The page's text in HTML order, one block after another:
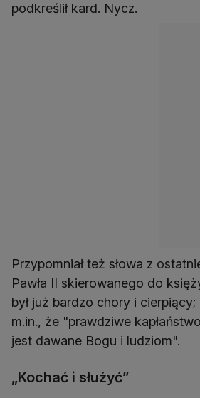
podkreślił kard. Nycz.
Przypomniał też słowa z
Pawła II skierowanego do
był już bardzo chory i cierpiący;
m.in., że "prawdziwe
jest dawane Bogu i ludziom".
„Kochać i służyć”